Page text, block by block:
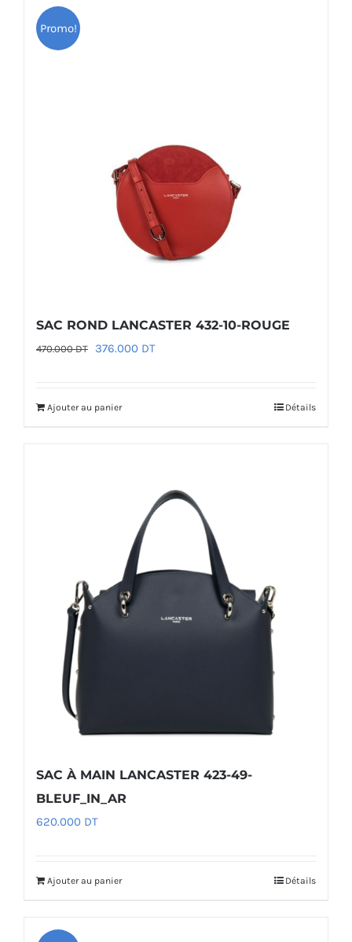
Promo!
SAC ROND LANCASTER 432-10-ROUGE
470.000DT Le
était :
376.000 DTLe
Ajouter au panier Détails
SAC À MAIN LANCASTER 423-49-
BLEUF_IN_AR
620.000 DT
Ajouter au panier Détails